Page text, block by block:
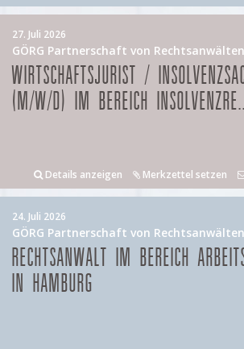
27. Juli 2026
GÖRG Partnerschaft von
WIRTSCHAFTSJURIST /
(M/W/D) IM BEREICH
Details anzeigen Merkzettel setzen
24. Juli 2026
GÖRG Partnerschaft von
RECHTSANWALT IM BEREICH
IN HAMBURG